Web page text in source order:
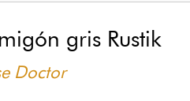
gris Rustik
Doctor